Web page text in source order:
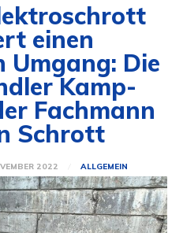
einen
Die
Kamp-
Fachmann
Schrott
2022 ALLGEMEIN